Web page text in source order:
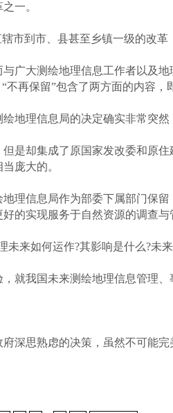
一。
到市、县甚至乡镇一级的改革
大测绘地理信息工作者以及地
再保留”包含了两方面的内容，即
理信息局的决定确实非常突然
却集成了原国家发改委和原住
庞大的。
信息局作为部委下属部门保留
的实现服务于自然资源的调查与
如何运作?其影响是什么?未
我国未来测绘地理信息管理、
思熟虑的决策，虽然不可能完